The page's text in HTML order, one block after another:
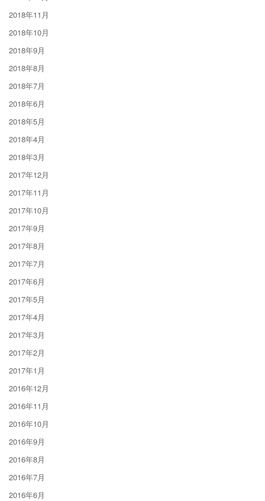
2018年11月
2018年10月
2018年9月
2018年8月
2018年7月
2018年6月
2018年5月
2018年4月
2018年3月
2017年12月
2017年11月
2017年10月
2017年9月
2017年8月
2017年7月
2017年6月
2017年5月
2017年4月
2017年3月
2017年2月
2017年1月
2016年12月
2016年11月
2016年10月
2016年9月
2016年8月
2016年7月
2016年6月